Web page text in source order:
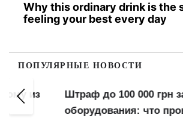
Why this ordinary drink is the
feeling your best every day
ПОПУЛЯРНЫЕ НОВОСТИ
Штраф до 100 000 грн за замену
оборудования: что проверяют